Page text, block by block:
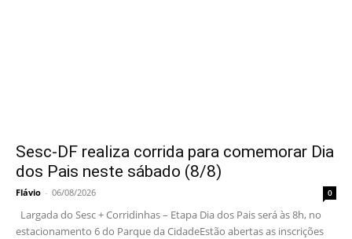
Sesc-DF realiza corrida para comemorar Dia
dos Pais neste sábado (8/8)
Flávio - 06/08/2026 0
Largada do Sesc + Corridinhas – Etapa Dia dos Pais será às 8h, no
estacionamento 6 do Parque da CidadeEstão abertas as inscrições